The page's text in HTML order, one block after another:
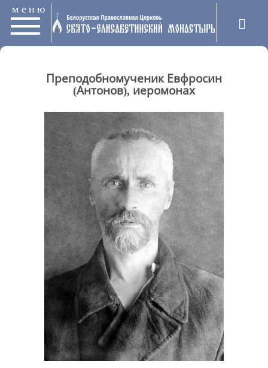
меню
Преподобномученик Евфросин
(Антонов), иеромонах